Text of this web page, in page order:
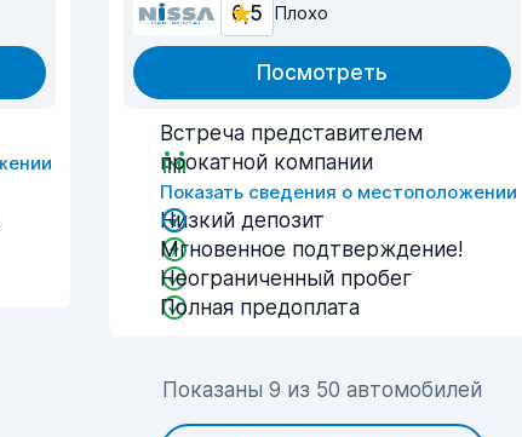
6,5 Плохо
Посмотреть
Встреча представителем
прокатной компании
Показать сведения о местоположении
Низкий депозит
Мгновенное подтверждение!
Неограниченный пробег
Полная предоплата
Показаны 9 из 50 автомобилей